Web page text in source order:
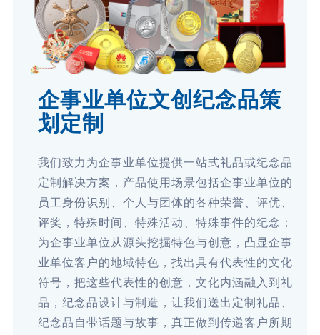
企事业单位文创纪念品策
划定制
我们致力为企事业单位提供一站式礼品或纪念品
定制解决方案，产品使用场景包括企事业单位的
员工身份识别、个人与团体的各种荣誉、评优、
评奖，特殊时间、特殊活动、特殊事件的纪念；
为企事业单位从源头挖掘特色与创意，凸显企事
业单位客户的地域特色，找出具有代表性的文化
符号，把这些代表性的创意，文化内涵融入到礼
品，纪念品设计与制造，让我们送出定制礼品、
纪念品自带话题与故事，真正做到传递客户所期